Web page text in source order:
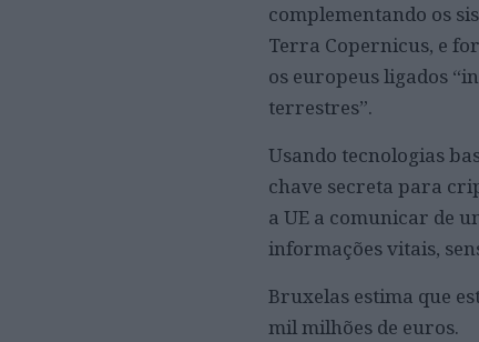
complementando os
Terra Copernicus, e
os europeus ligados
terrestres”.
Usando tecnologias
chave secreta para
a UE a comunicar de
informações vitais,
Bruxelas estima que
mil milhões de euros.